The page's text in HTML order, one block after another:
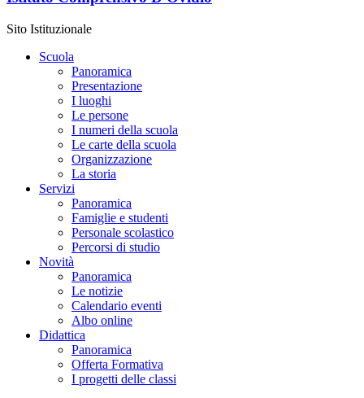
Sito Istituzionale
Scuola
Panoramica
Presentazione
I luoghi
Le persone
I numeri della scuola
Le carte della scuola
Organizzazione
La storia
Servizi
Panoramica
Famiglie e studenti
Personale scolastico
Percorsi di studio
Novità
Panoramica
Le notizie
Calendario eventi
Albo online
Didattica
Panoramica
Offerta Formativa
I progetti delle classi